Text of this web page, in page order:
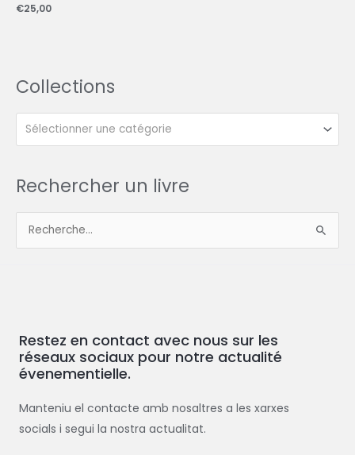
€25,00
Collections
Sélectionner une catégorie
Rechercher un livre
c
h
e
Restez en contact avec nous sur les
réseaux sociaux pour notre actualité
évenementielle.
Manteniu el contacte amb nosaltres a les xarxes
socials i segui la nostra actualitat.